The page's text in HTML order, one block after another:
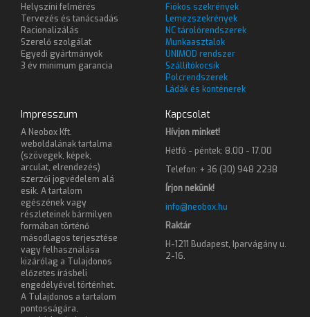
Helyszíni felmérés
Tervezés és tanácsadás
Racionalizálás
Szerelő szolgálat
Egyedi gyártmányok
3 év minimum garancia
Fiókos szekrények
Lemezszekrények
NC tárolórendszerek
Munkaasztalok
UNIMOD rendszer
Szállítókocsik
Polcrendszerek
Ládák és konténerek
Impresszum
A Neobox Kft.
weboldalának tartalma
(szövegek, képek,
arculat, elrendezés)
szerzői jogvédelem alá
esik. A tartalom
egészének vagy
részleteinek bármilyen
formában történő
másodlagos terjesztése
vagy felhasználása
kizárólag a Tulajdonos
előzetes írásbeli
engedélyével történhet.
A Tulajdonos a tartalom
pontosságára,
Kapcsolat
Hívjon minket!
Hétfő - péntek: 8.00 - 17.00
Telefon: + 36 (30) 948 2238
Írjon nekünk!
info@neobox.hu
Raktár
H-1211 Budapest, Iparvágány u.
2-16.